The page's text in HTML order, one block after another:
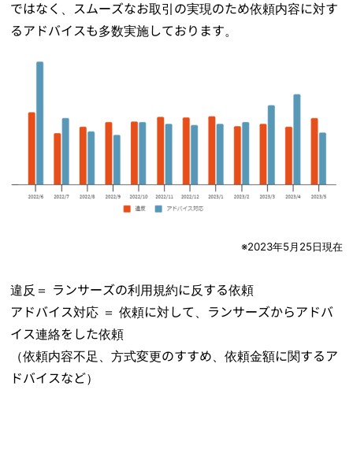
ではなく、スムーズなお取引の実現のため依頼内容に対す
るアドバイスも多数実施しております。
※2023年5月25日現在
違反＝ ランサーズの利用規約に反する依頼
アドバイス対応 ＝ 依頼に対して、ランサーズからアドバ
イス連絡をした依頼
（依頼内容不足、方式変更のすすめ、依頼金額に関するア
ドバイスなど）